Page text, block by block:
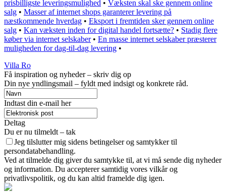
prisbilligste leveringsmulighed • Væksten skal ske gennem online
salg • Masser af internet shops garanterer levering på
næstkommende hverdag • Eksport i fremtiden sker gennem online
salg • Kan væksten inden for digital handel fortsætte? • Stadig flere
køber via internet selskaber• En masse internet selskaber præsterer
muligheden for dag-til-dag levering •
Villa Ro
Få inspiration og nyheder – skriv dig op
Din nye yndlingsmail – fyldt med indsigt og konkrete råd.
Indtast din e-mail her
Deltag
Du er nu tilmeldt – tak
Jeg tilslutter mig sidens betingelser og samtykker til
persondatabehandling.
Ved at tilmelde dig giver du samtykke til, at vi må sende dig nyheder
og information. Du accepterer samtidig vores vilkår og
privatlivspolitik, og du kan altid framelde dig igen.